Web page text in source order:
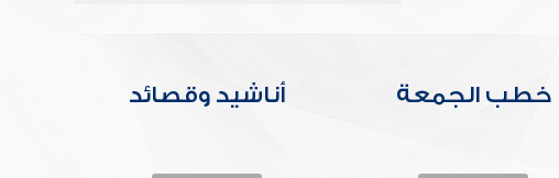
خطب الجمعة أناشيد وقصائد